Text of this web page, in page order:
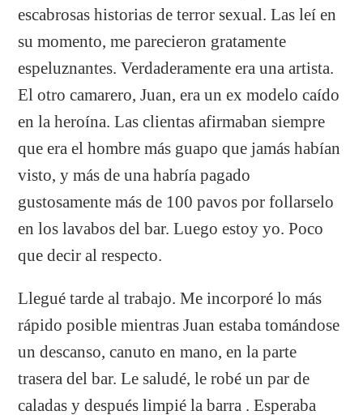
escabrosas historias de terror sexual. Las leí en
su momento, me parecieron gratamente
espeluznantes. Verdaderamente era una artista.
El otro camarero, Juan, era un ex modelo caído
en la heroína. Las clientas afirmaban siempre
que era el hombre más guapo que jamás habían
visto, y más de una habría pagado
gustosamente más de 100 pavos por follarselo
en los lavabos del bar. Luego estoy yo. Poco
que decir al respecto.
Llegué tarde al trabajo. Me incorporé lo más
rápido posible mientras Juan estaba tomándose
un descanso, canuto en mano, en la parte
trasera del bar. Le saludé, le robé un par de
caladas y después limpié la barra . Esperaba